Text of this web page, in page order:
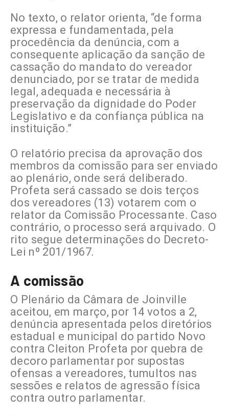
No texto, o relator orienta, “de forma
expressa e fundamentada, pela
procedência da denúncia, com a
consequente aplicação da sanção de
cassação do mandato do vereador
denunciado, por se tratar de medida
legal, adequada e necessária à
preservação da dignidade do Poder
Legislativo e da confiança pública na
instituição.”
O relatório precisa da aprovação dos
membros da comissão para ser enviado
ao plenário, onde será deliberado.
Profeta será cassado se dois terços
dos vereadores (13) votarem com o
relator da Comissão Processante. Caso
contrário, o processo será arquivado. O
rito segue determinações do Decreto-
Lei nº 201/1967.
A comissão
O Plenário da Câmara de Joinville
aceitou, em março, por 14 votos a 2,
denúncia apresentada pelos diretórios
estadual e municipal do partido Novo
contra Cleiton Profeta por quebra de
decoro parlamentar por supostas
ofensas a vereadores, tumultos nas
sessões e relatos de agressão física
contra outro parlamentar.